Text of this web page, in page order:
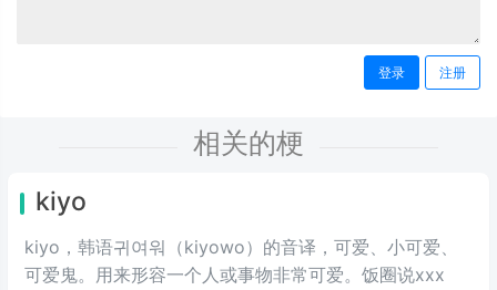
登录 注册
相关的梗
kiyo
kiyo，韩语귀여워（kiyowo）的音译，可爱、小可爱、
可爱鬼。用来形容一个人或事物非常可爱。饭圈说xxx